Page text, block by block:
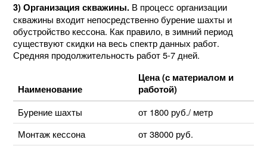
3) Организация скважины.В процесс организации
скважины входит непосредственно бурение шахты и
обустройство кессона. Как правило, в зимний период
существуют скидки на весь спектр данных работ.
Средняя продолжительность работ 5-7 дней.
Наименование
Цена (с материалом и
работой)
Бурение шахты
от 1800 руб./ метр
Монтаж кессона
от 38000 руб.